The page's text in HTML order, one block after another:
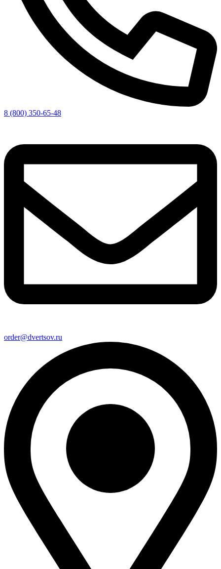
8 (800) 350-65-48
order@dvertsov.ru